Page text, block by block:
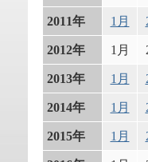
2011年 1月
2012年 1月
2013年 1月
2014年 1月
2015年 1月